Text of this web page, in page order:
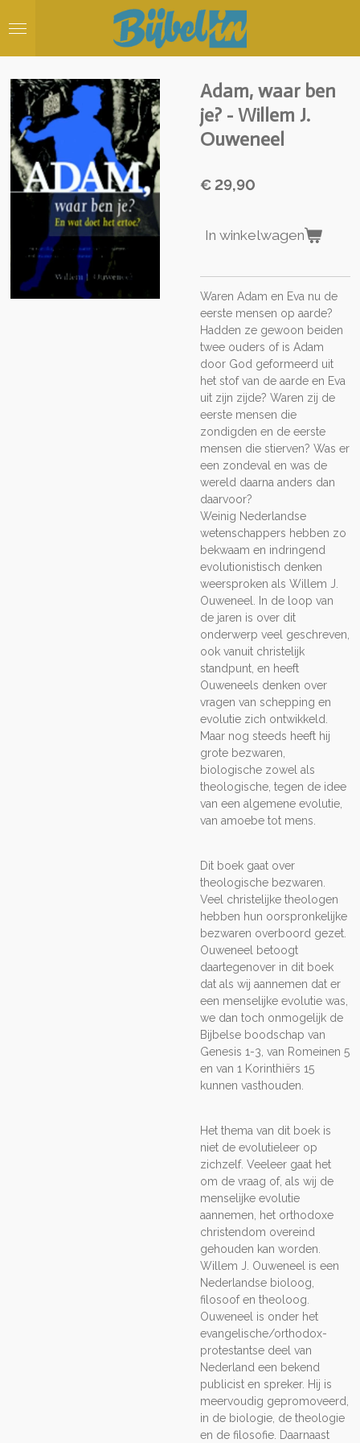
direct
hoofdinhoud
Adam, waar ben
je? - Willem J.
Ouweneel
€ 29,90
In winkelwagen
Waren Adam en Eva nu de
eerste mensen op aarde?
Hadden ze gewoon beiden
twee ouders of is Adam
door God geformeerd uit
het stof van de aarde en Eva
uit zijn zijde? Waren zij de
eerste mensen die
zondigden en de eerste
mensen die stierven? Was er
een zondeval en was de
wereld daarna anders dan
daarvoor?
Weinig Nederlandse
wetenschappers hebben zo
bekwaam en indringend
evolutionistisch denken
weersproken als Willem J.
Ouweneel. In de loop van
de jaren is over dit
onderwerp veel geschreven,
ook vanuit christelijk
standpunt, en heeft
Ouweneels denken over
vragen van schepping en
evolutie zich ontwikkeld.
Maar nog steeds heeft hij
grote bezwaren,
biologische zowel als
theologische, tegen de idee
van een algemene evolutie,
van amoebe tot mens.
Dit boek gaat over
theologische bezwaren.
Veel christelijke theologen
hebben hun oorspronkelijke
bezwaren overboord gezet.
Ouweneel betoogt
daartegenover in dit boek
dat als wij aannemen dat er
een menselijke evolutie was,
we dan toch onmogelijk de
Bijbelse boodschap van
Genesis 1-3, van Romeinen 5
en van 1 Korinthiërs 15
kunnen vasthouden.
Het thema van dit boek is
niet de evolutieleer op
zichzelf. Veeleer gaat het
om de vraag of, als wij de
menselijke evolutie
aannemen, het orthodoxe
christendom overeind
gehouden kan worden.
Willem J. Ouweneel is een
Nederlandse bioloog,
filosoof en theoloog.
Ouweneel is onder het
evangelische/orthodox-
protestantse deel van
Nederland een bekend
publicist en spreker. Hij is
meervoudig gepromoveerd,
in de biologie, de theologie
en de filosofie. Daarnaast